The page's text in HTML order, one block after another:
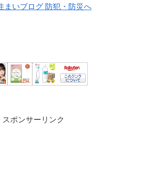
する非常灯USBからエネループ（ニッケル水素...
スポンサーリンク